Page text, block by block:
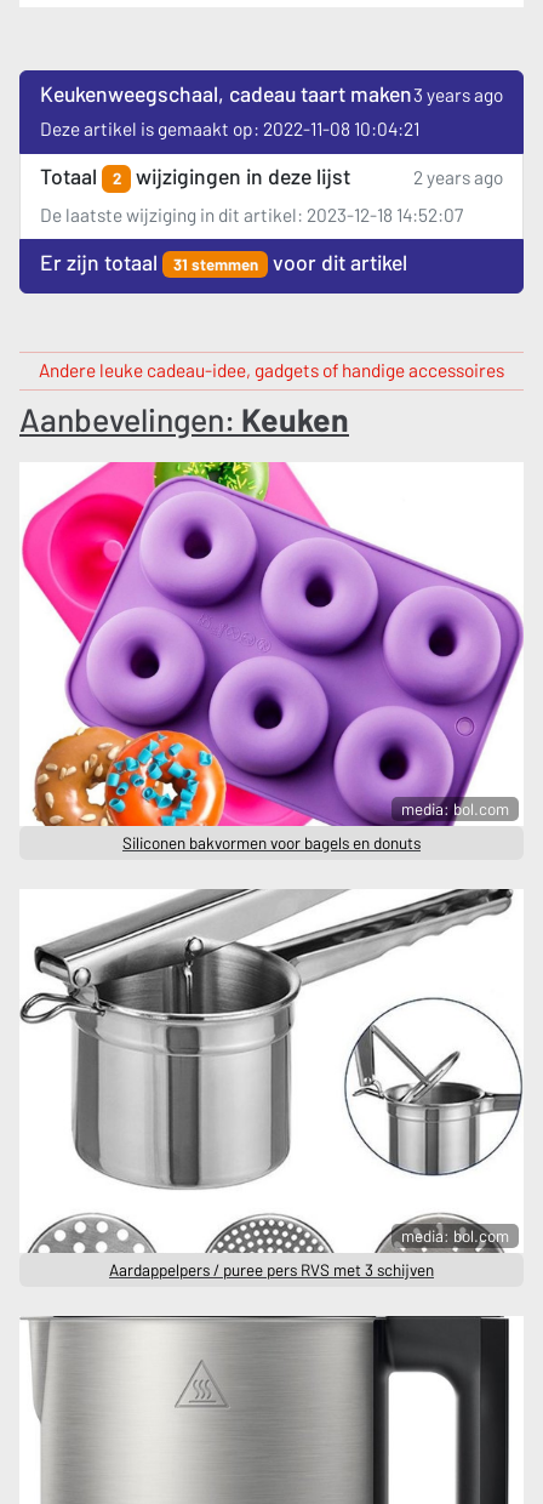
Keukenweegschaal, cadeau taart maken3 years ago
Deze artikel is gemaakt op: 2022-11-08 10:04:21
Totaal 2 wijzigingen in deze lijst
2 years ago
De laatste wijziging in dit artikel: 2023-12-18 14:52:07
Er zijn totaal 31 stemmen voor dit artikel
Andere leuke cadeau-idee, gadgets of handige accessoires
Aanbevelingen: Keuken
media: bol.com
Siliconen bakvormen voor bagels en donuts
media: bol.com
Aardappelpers / puree pers RVS met 3 schijven